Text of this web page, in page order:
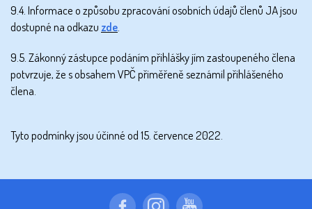
9.4. Informace o způsobu zpracování osobních údajů členů JA jsou
dostupné na odkazu zde
9.5. Zákonný zástupce podáním přihlášky jím zastoupeného člena
potvrzuje, že s obsahem VPČ přiměřeně seznámil přihlášeného
člena.
Tyto podmínky jsou účinné od 15. července 2022.